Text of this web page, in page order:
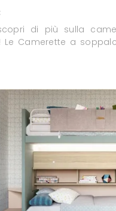
di più sulla
Le Camerette a